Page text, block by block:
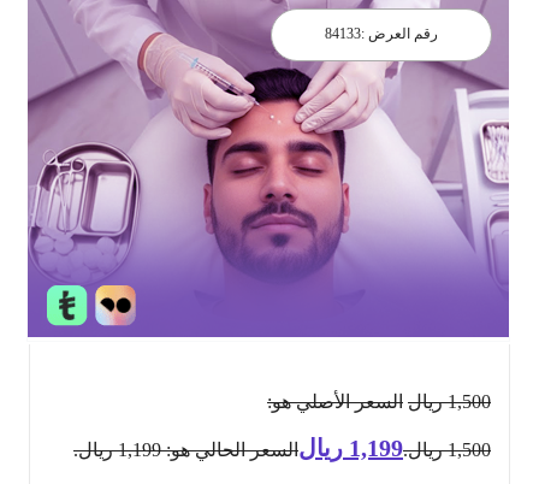
رقم العرض : 84133
1,500 ريال السعر الأصلي هو:
1,500 ريال. 1,199 ريالالسعر الحالي هو: 1,199 ريال.